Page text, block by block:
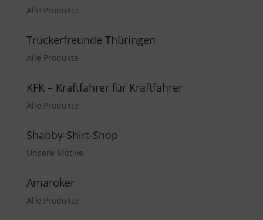
Alle Produkte
Truckerfreunde Thüringen
Alle Produkte
KFK – Kraftfahrer für Kraftfahrer
Alle Produkte
Shabby-Shirt-Shop
Unsere Motive
Amaroker
Alle Produkte